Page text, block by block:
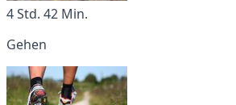
4 Std. 42 Min.
Gehen